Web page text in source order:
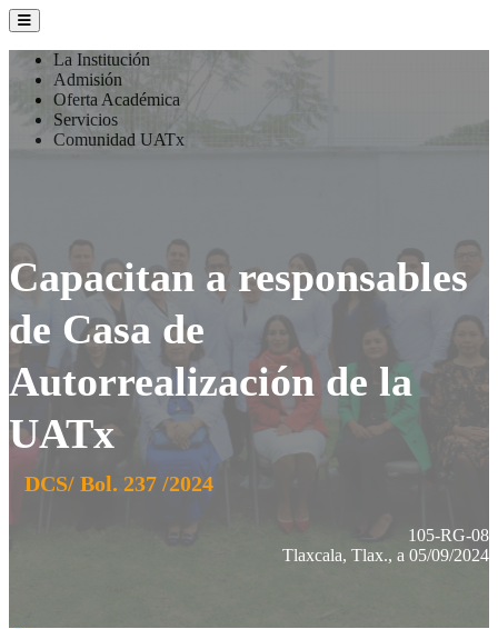
La Institución
Admisión
Oferta Académica
Servicios
Comunidad UATx
Capacitan a responsables
de Casa de
Autorrealización de la
UATx
DCS/ Bol. 237 /2024
105-RG-08
Tlaxcala, Tlax., a 05/09/2024